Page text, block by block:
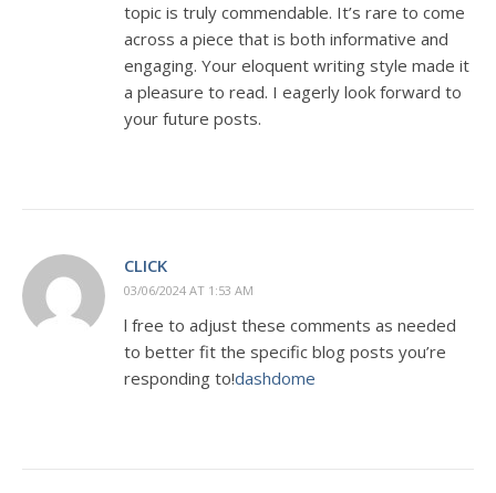
topic is truly commendable. It’s rare to come
across a piece that is both informative and
engaging. Your eloquent writing style made it
a pleasure to read. I eagerly look forward to
your future posts.
CLICK
03/06/2024 AT 1:53 AM
l free to adjust these comments as needed
to better fit the specific blog posts you’re
responding to!dashdome